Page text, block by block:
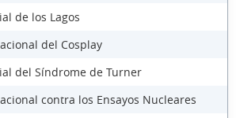
de los Lagos
del Cosplay
del Síndrome de Turner
contra los Ensayos Nucleares